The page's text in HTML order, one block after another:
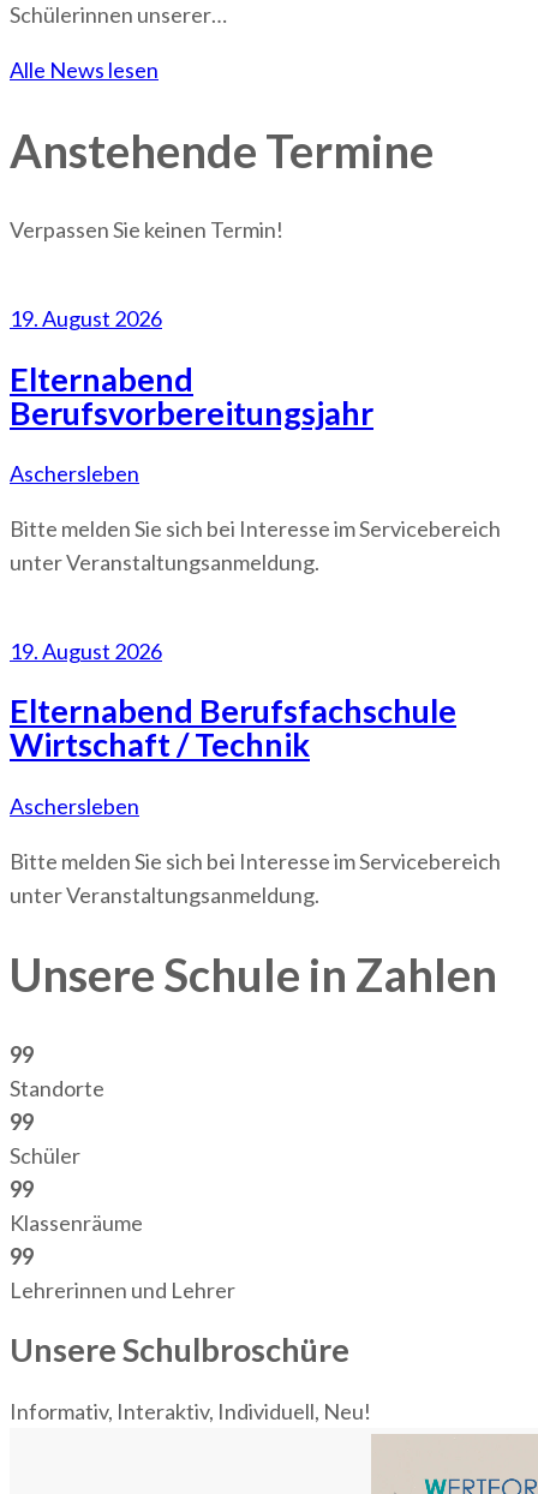
Schülerinnen unserer…
Alle News lesen
Anstehende Termine
Verpassen Sie keinen Termin!
19. August 2026
Elternabend
Berufsvorbereitungsjahr
Aschersleben
Bitte melden Sie sich bei Interesse im Servicebereich
unter Veranstaltungsanmeldung.
19. August 2026
Elternabend Berufsfachschule
Wirtschaft / Technik
Aschersleben
Bitte melden Sie sich bei Interesse im Servicebereich
unter Veranstaltungsanmeldung.
Unsere Schule in Zahlen
99
Standorte
99
Schüler
99
Klassenräume
99
Lehrerinnen und Lehrer
Unsere Schulbroschüre
Informativ, Interaktiv, Individuell, Neu!